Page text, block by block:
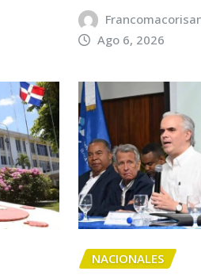
Ago 6, 2026
NACIONALES